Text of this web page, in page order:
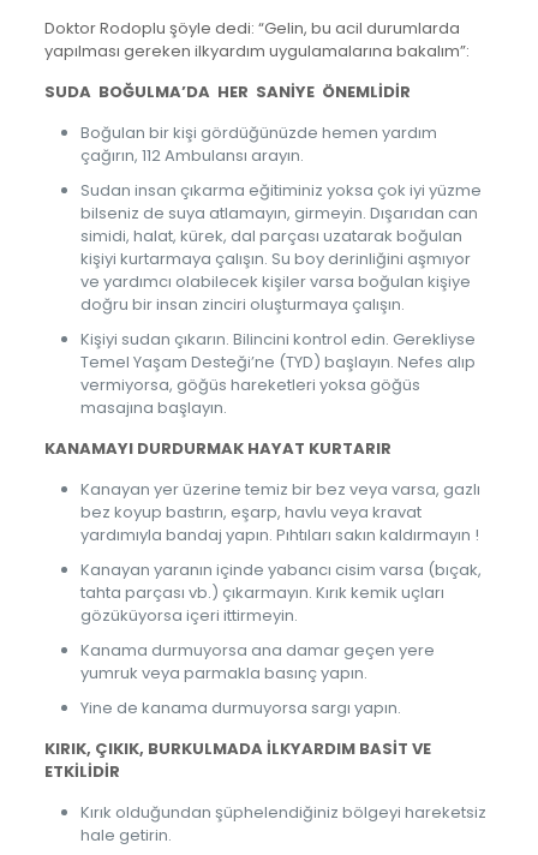
Doktor Rodoplu şöyle dedi: “Gelin, bu acil durumlarda
yapılması gereken ilkyardım uygulamalarına bakalım”:
SUDA BOĞULMA’DA HER SANİYE ÖNEMLİDİR
Boğulan bir kişi gördüğünüzde hemen yardım
çağırın, 112 Ambulansı arayın.
Sudan insan çıkarma eğitiminiz yoksa çok iyi yüzme
bilseniz de suya atlamayın, girmeyin. Dışarıdan can
simidi, halat, kürek, dal parçası uzatarak boğulan
kişiyi kurtarmaya çalışın. Su boy derinliğini aşmıyor
ve yardımcı olabilecek kişiler varsa boğulan kişiye
doğru bir insan zinciri oluşturmaya çalışın.
Kişiyi sudan çıkarın. Bilincini kontrol edin. Gerekliyse
Temel Yaşam Desteği’ne (TYD) başlayın. Nefes alıp
vermiyorsa, göğüs hareketleri yoksa göğüs
masajına başlayın.
KANAMAYI DURDURMAK HAYAT KURTARIR
Kanayan yer üzerine temiz bir bez veya varsa, gazlı
bez koyup bastırın, eşarp, havlu veya kravat
yardımıyla bandaj yapın. Pıhtıları sakın kaldırmayın !
Kanayan yaranın içinde yabancı cisim varsa (bıçak,
tahta parçası vb.) çıkarmayın. Kırık kemik uçları
gözüküyorsa içeri ittirmeyin.
Kanama durmuyorsa ana damar geçen yere
yumruk veya parmakla basınç yapın.
Yine de kanama durmuyorsa sargı yapın.
KIRIK, ÇIKIK, BURKULMADA İLKYARDIM BASİT VE
ETKİLİDİR
Kırık olduğundan şüphelendiğiniz bölgeyi hareketsiz
hale getirin.